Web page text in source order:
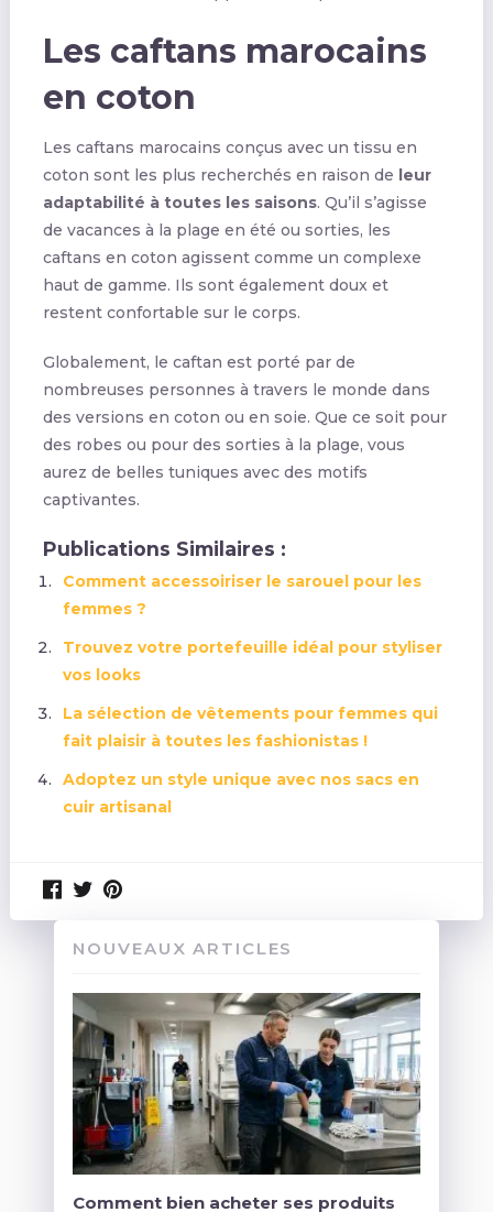
Les caftans marocains
en coton
Les caftans marocains conçus avec un tissu en
coton sont les plus recherchés en raison de leur
adaptabilité à toutes les saisons. Qu’il s’agisse
de vacances à la plage en été ou sorties, les
caftans en coton agissent comme un complexe
haut de gamme. Ils sont également doux et
restent confortable sur le corps.
Globalement, le caftan est porté par de
nombreuses personnes à travers le monde dans
des versions en coton ou en soie. Que ce soit pour
des robes ou pour des sorties à la plage, vous
aurez de belles tuniques avec des motifs
captivantes.
Publications Similaires :
Comment accessoiriser le sarouel pour les
femmes ?
Trouvez votre portefeuille idéal pour styliser
vos looks
La sélection de vêtements pour femmes qui
fait plaisir à toutes les fashionistas !
Adoptez un style unique avec nos sacs en
cuir artisanal
NOUVEAUX ARTICLES
Comment bien acheter ses produits